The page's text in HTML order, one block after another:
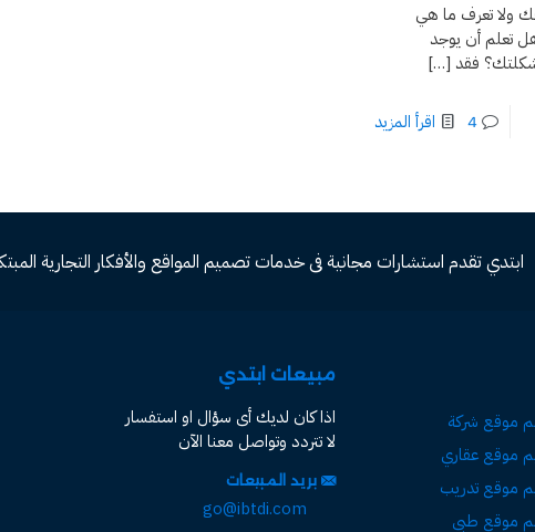
ولا تعرف ما هي
تعلم أن يوجد
فقد […]
4 اقرأ المزيد
ابتدي تقدم استشارات مجانية فى خدمات تصميم المواقع والأفكار التجارية المبتكرة عبر
موقع شركة
موقع عقاري
موقع تدريب
موقع طبي
مبيعات ابتدي
اذا كان لديك أى سؤال او استفسار
لا تتردد وتواصل معنا الآن
بريد المبيعات
go@ibtdi.com